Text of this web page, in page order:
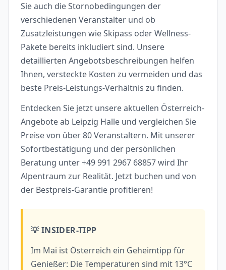
Sie auch die Stornobedingungen der
verschiedenen Veranstalter und ob
Zusatzleistungen wie Skipass oder Wellness-
Pakete bereits inkludiert sind. Unsere
detaillierten Angebotsbeschreibungen helfen
Ihnen, versteckte Kosten zu vermeiden und das
beste Preis-Leistungs-Verhältnis zu finden.
Entdecken Sie jetzt unsere aktuellen Österreich-
Angebote ab Leipzig Halle und vergleichen Sie
Preise von über 80 Veranstaltern. Mit unserer
Sofortbestätigung und der persönlichen
Beratung unter +49 991 2967 68857 wird Ihr
Alpentraum zur Realität. Jetzt buchen und von
der Bestpreis-Garantie profitieren!
💡 INSIDER-TIPP
Im Mai ist Österreich ein Geheimtipp für
Genießer: Die Temperaturen sind mit 13°C